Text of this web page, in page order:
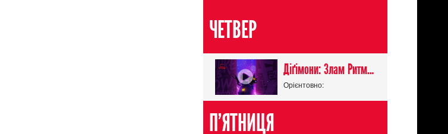
ЧЕТВЕР
Діґімони: Злам Ритму / Digimon Beatbreak
Орієнтовно:
П'ЯТНИЦЯ